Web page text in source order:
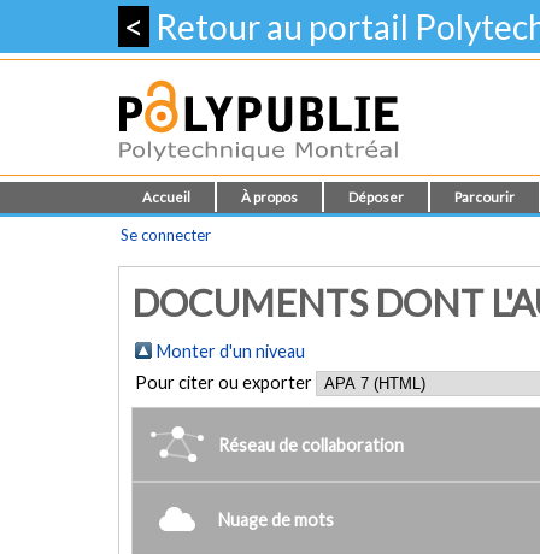
< Retour au portail
Accueil À propos Déposer Parcourir
Se connecter
DOCUMENTS DONT
Monter d'un niveau
Pour citer ou exporter
Réseau de collaboration
Nuage de mots